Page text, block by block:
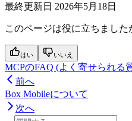
最終更新日 2026年5月18日
このページは役に立ちました
はい いいえ
MCPのFAQ (よく寄せられる
前へ
Box Mobileについて
次へ